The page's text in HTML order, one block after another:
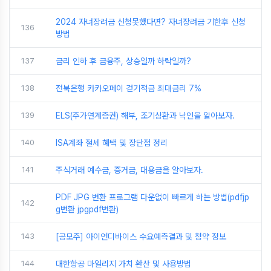
136
2024 자녀장려금 신청못했다면? 자녀장려금 기한후 신청
방법
137 금리 인하 후 금융주, 상승일까 하락일까?
138 전북은행 카카오페이 걷기적금 최대금리 7%
139 ELS(주가연계증권) 해부, 조기상환과 낙인을 알아보자.
140 ISA계좌 절세 혜택 및 장단점 정리
141 주식거래 예수금, 증거금, 대용금을 알아보자.
142
PDF JPG 변환 프로그램 다운없이 빠르게 하는 방법(pdfjp
g변환 jpgpdf변환)
143 [공모주] 아이언디바이스 수요예측결과 및 청약 정보
144 대한항공 마일리지 가치 환산 및 사용방법